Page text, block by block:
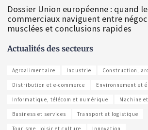
Dossier Union européenne : quand
commerciaux naviguent entre
musclées et conclusions rapides
Actualités des secteurs
Agroalimentaire Industrie Construction,
Distribution et e-commerce Environnement et
Informatique, télécom et numérique Machine
Business et services Transport et logistique